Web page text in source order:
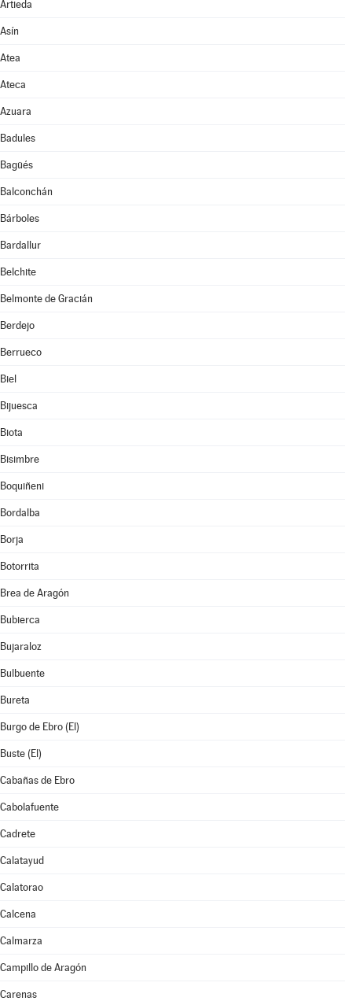
Artieda
Asín
Atea
Ateca
Azuara
Badules
Bagüés
Balconchán
Bárboles
Bardallur
Belchite
Belmonte de Gracián
Berdejo
Berrueco
Biel
Bijuesca
Biota
Bisimbre
Boquiñeni
Bordalba
Borja
Botorrita
Brea de Aragón
Bubierca
Bujaraloz
Bulbuente
Bureta
Burgo de Ebro (El)
Buste (El)
Cabañas de Ebro
Cabolafuente
Cadrete
Calatayud
Calatorao
Calcena
Calmarza
Campillo de Aragón
Carenas